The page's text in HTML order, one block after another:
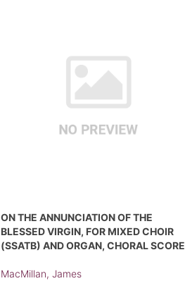
ON THE ANNUNCIATION OF THE
BLESSED VIRGIN, FOR MIXED CHOIR
(SSATB) AND ORGAN, CHORAL SCORE
MacMillan, James